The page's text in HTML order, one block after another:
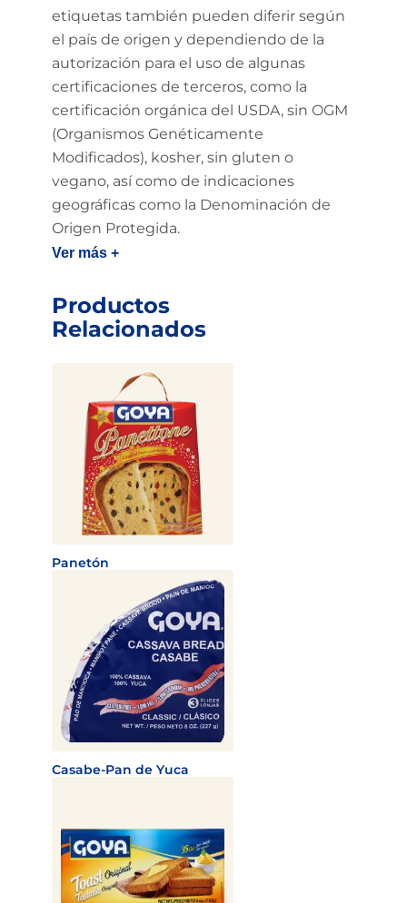
etiquetas también pueden diferir según
el país de origen y dependiendo de la
autorización para el uso de algunas
certificaciones de terceros, como la
certificación orgánica del USDA, sin OGM
(Organismos Genéticamente
Modificados), kosher, sin gluten o
vegano, así como de indicaciones
geográficas como la Denominación de
Origen Protegida.
Ver más +
Productos
Relacionados
Panetón
Casabe-Pan de Yuca